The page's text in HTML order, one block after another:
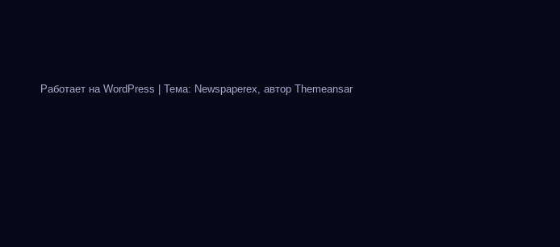
Работает на WordPress | Тема: Newspaperex, автор Themeansar